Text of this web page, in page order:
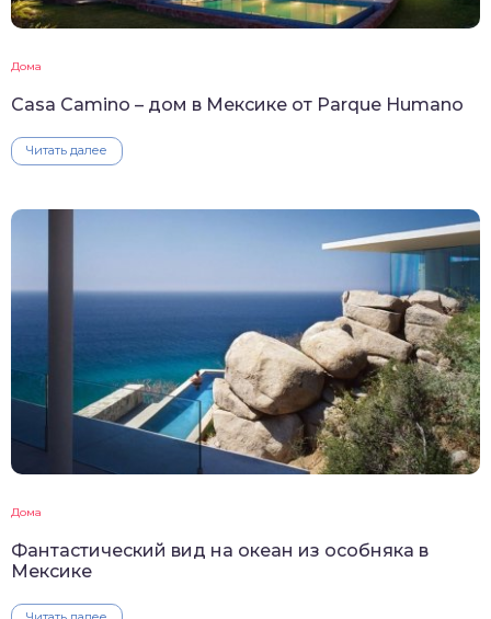
Дома
Casa Camino – дом в Мексике от Parque Humano
Читать далее
Дома
Фантастический вид на океан из особняка в
Мексике